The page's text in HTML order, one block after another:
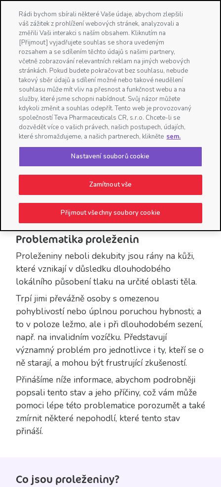
Vybrat zemi
Proleženiny
Kde koupit
Problematika proleženin
Proleženiny neboli dekubity jsou rány na kůži,
které vznikají v důsledku dlouhodobého
lokálního působení tlaku na určité oblasti těla.
Trpí jimi převážně osoby s omezenou
pohyblivostí nebo úplnou poruchou hybnosti; a
to v poloze ležmo, ale i při dlouhodobém sezení,
např. na invalidním vozíčku. Představují
významný problém pro jednotlivce i ty, kteří se o
ně starají, a mohou být frustrující zkušeností.
Přinášíme níže informace, abychom podrobněji
popsali tento stav a jeho příčiny, což vám může
pomoci lépe této problematice porozumět a také
zmírnit některé nepohodlí, které tento stav
přináší.
Co jsou proleženiny?
Rádi bychom sbírali některé Vaše údaje, abychom zlepšili
váš zážitek z prohlížení webových stránek, analyzovali a
změřili Vaši interakci s naším obsahem. Kliknutím na
[Přijmout] vyjadřujete souhlas se shora uvedeným
rozsahem a se sdílením těchto údajů s našimi partnery,
včetně zobrazování relevantních reklam na jiných webových
stránkách. Pokud budete pokračovat bez souhlasu, nebude
takový sběr údajů a sdílení možné nebo takové neudělení
souhlasu může mít vliv na přesnost a funkčnost webu a na
služby, které jsme schopni nabídnout. Svůj názor můžete
kdykoli změnit a souhlas odepřít. Tento web je provozovaný
společností Teva Pharmaceuticals CR, s.r.o. Chcete-li se
dozvědět více o vašich právech, našich postupech, údajích,
které shromažďujeme, a našich partnerech, klikněte sem.
Nastavení souborů cookie
Zamítnout vše
Přijmout všechny soubory cookie